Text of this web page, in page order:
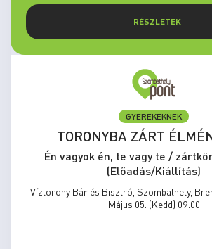
RÉSZLETEK
GYEREKEKNEK
TORONYBA ZÁRT
Én vagyok én, te vagy te /
(Előadás/Kiállítás)
Víztorony Bár és Bisztró, Szombathely,
Május 05. (Kedd) 09:00